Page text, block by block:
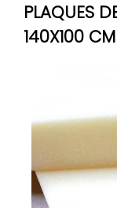
PLAQUES
140X100 CM